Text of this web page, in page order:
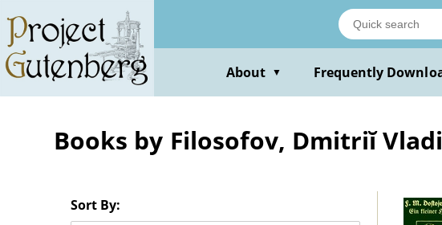
main
content
About ▼ Frequently
Books by Filosofov, Dmitriĭ
Sort By: